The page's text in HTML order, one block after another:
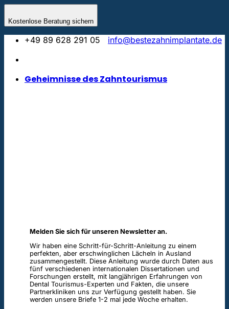
Kostenlose Beratung sichern
springen
+49 89 628 291 05
info@bestezahnimplantate.de
Geheimnisse des Zahntourismus
Melden Sie sich für unseren Newsletter an.
Wir haben eine Schritt-für-Schritt-Anleitung zu einem
perfekten, aber erschwinglichen Lächeln in Ausland
zusammengestellt. Diese Anleitung wurde durch Daten aus
fünf verschiedenen internationalen Dissertationen und
Forschungen erstellt, mit langjährigen Erfahrungen von
Dental Tourismus-Experten und Fakten, die unsere
Partnerkliniken uns zur Verfügung gestellt haben. Sie
werden unsere Briefe 1-2 mal jede Woche erhalten.